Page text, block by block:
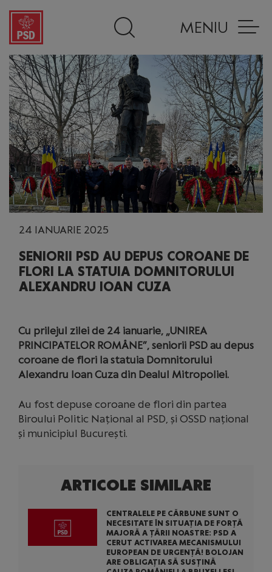
MENIU
24 IANUARIE 2025
SENIORII PSD AU DEPUS COROANE DE
FLORI LA STATUIA DOMNITORULUI
ALEXANDRU IOAN CUZA
Cu prilejul zilei de 24 ianuarie, „UNIREA
PRINCIPATELOR ROMÂNE”, seniorii PSD au depus
coroane de flori la statuia Domnitorului
Alexandru Ioan Cuza din Dealul Mitropoliei.
Au fost depuse coroane de flori din partea
Biroului Politic Național al PSD, și OSSD național
și municipiul București.
ARTICOLE SIMILARE
CENTRALELE PE CĂRBUNE SUNT O
NECESITATE ÎN SITUAȚIA DE FORȚĂ
MAJORĂ A ȚĂRII NOASTRE: PSD A
CERUT ACTIVAREA MECANISMULUI
EUROPEAN DE URGENȚĂ! BOLOJAN
ARE OBLIGAȚIA SĂ SUSȚINĂ